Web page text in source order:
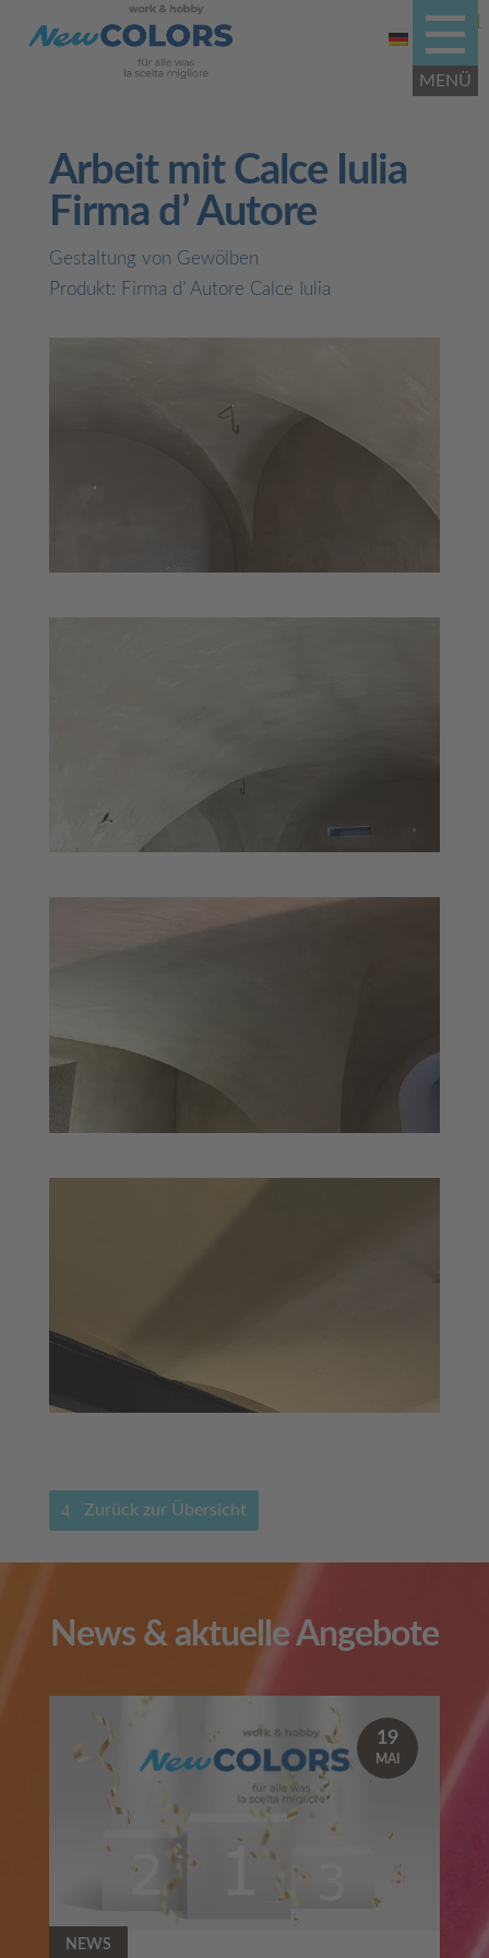
Arbeit mit Calce Iulia
Firma d’ Autore
Gestaltung von Gewölben
Produkt: Firma d’ Autore Calce Iulia
Zurück zur Übersicht
News & aktuelle Angebote
NEWS
19
MAI